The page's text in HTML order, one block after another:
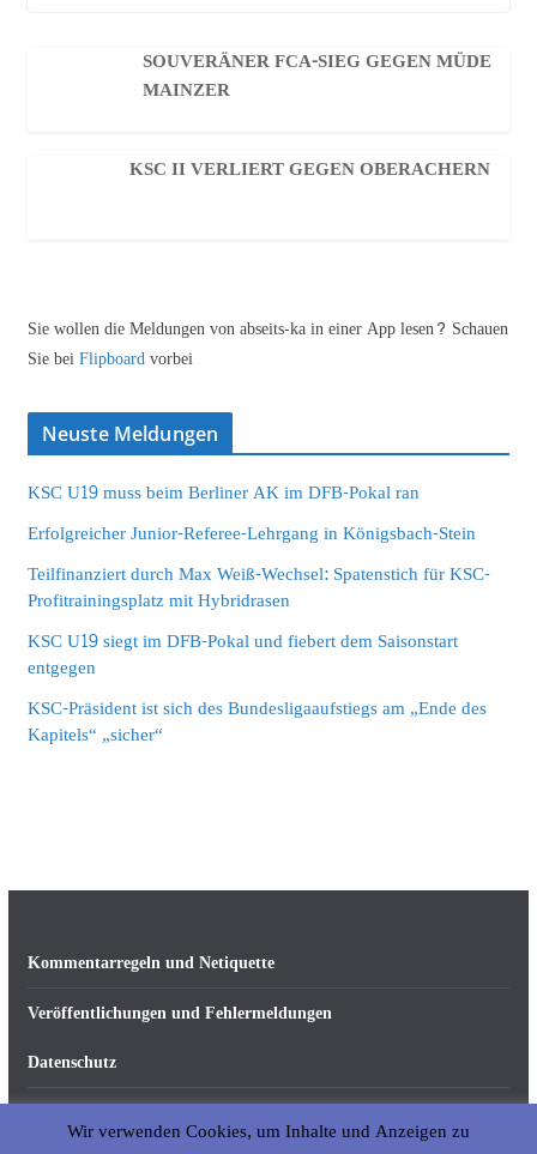
SOUVERÄNER FCA-SIEG GEGEN MÜDE
MAINZER
KSC II VERLIERT GEGEN OBERACHERN
Sie wollen die Meldungen von abseits-ka in einer App lesen? Schauen
Sie beiFlipboardvorbei
Neuste Meldungen
KSC U19 muss beim Berliner AK im DFB-Pokal ran
Erfolgreicher Junior-Referee-Lehrgang in Königsbach-Stein
Teilfinanziert durch Max Weiß-Wechsel: Spatenstich für KSC-
Profitrainingsplatz mit Hybridrasen
KSC U19 siegt im DFB-Pokal und fiebert dem Saisonstart
entgegen
KSC-Präsident ist sich des Bundesligaaufstiegs am „Ende des
Kapitels“ „sicher“
Kommentarregeln und Netiquette
Veröffentlichungen und Fehlermeldungen
Datenschutz
Impressum
Wir verwenden Cookies, um Inhalte und Anzeigen zu